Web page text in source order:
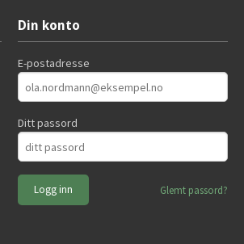
Din konto
E-postadresse
Ditt passord
Glemt passord?